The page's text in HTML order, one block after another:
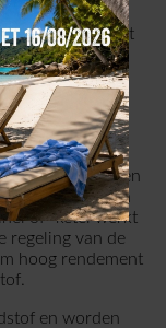
bestaat het
is er
mensen die
of
en
hebben
brandstof zijn
of -ketel werkt
regeling van de
hoog rendement
en worden